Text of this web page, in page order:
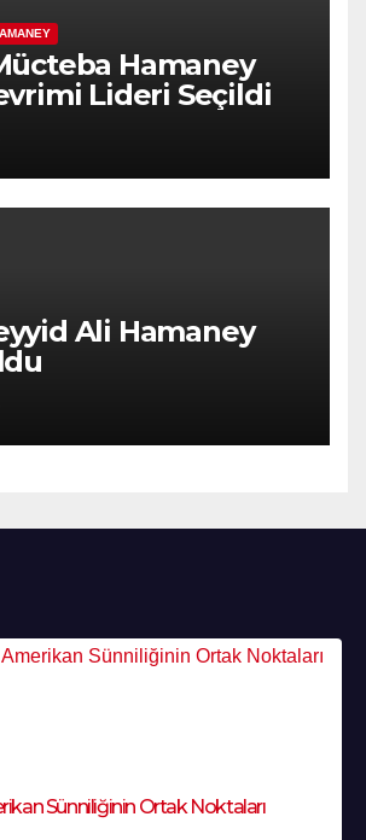
Hamaney
Lideri Seçildi
Ali Hamaney
Sünniliğinin Ortak Noktaları